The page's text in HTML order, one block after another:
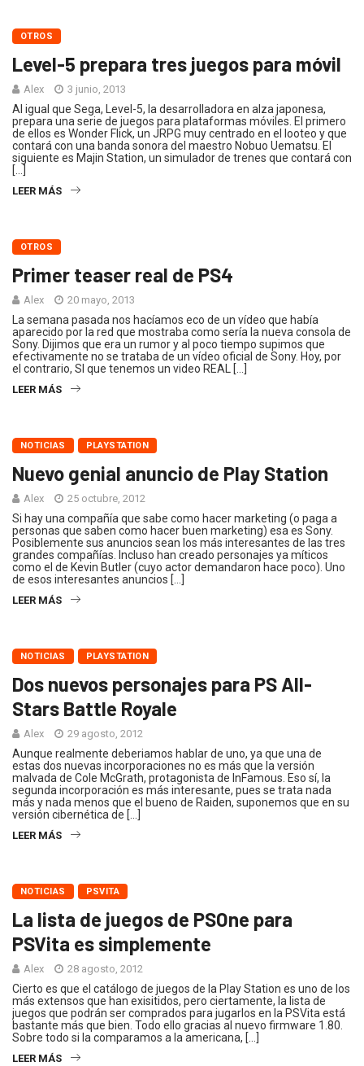
OTROS
Level-5 prepara tres juegos para móvil
Alex 3 junio, 2013
Al igual que Sega, Level-5, la desarrolladora en alza japonesa,
prepara una serie de juegos para plataformas móviles. El primero
de ellos es Wonder Flick, un JRPG muy centrado en el looteo y que
contará con una banda sonora del maestro Nobuo Uematsu. El
siguiente es Majin Station, un simulador de trenes que contará con
[…]
LEER MÁS
OTROS
Primer teaser real de PS4
Alex 20 mayo, 2013
La semana pasada nos hacíamos eco de un vídeo que había
aparecido por la red que mostraba como sería la nueva consola de
Sony. Dijimos que era un rumor y al poco tiempo supimos que
efectivamente no se trataba de un vídeo oficial de Sony. Hoy, por
el contrario, SI que tenemos un video REAL […]
LEER MÁS
NOTICIAS PLAYSTATION
Nuevo genial anuncio de Play Station
Alex 25 octubre, 2012
Si hay una compañía que sabe como hacer marketing (o paga a
personas que saben como hacer buen marketing) esa es Sony.
Posiblemente sus anuncios sean los más interesantes de las tres
grandes compañías. Incluso han creado personajes ya míticos
como el de Kevin Butler (cuyo actor demandaron hace poco). Uno
de esos interesantes anuncios […]
LEER MÁS
NOTICIAS PLAYSTATION
Dos nuevos personajes para PS All-
Stars Battle Royale
Alex 29 agosto, 2012
Aunque realmente deberiamos hablar de uno, ya que una de
estas dos nuevas incorporaciones no es más que la versión
malvada de Cole McGrath, protagonista de InFamous. Eso sí, la
segunda incorporación es más interesante, pues se trata nada
más y nada menos que el bueno de Raiden, suponemos que en su
versión cibernética de […]
LEER MÁS
NOTICIAS PSVITA
La lista de juegos de PSOne para
PSVita es simplemente
Alex 28 agosto, 2012
Cierto es que el catálogo de juegos de la Play Station es uno de los
más extensos que han exisitidos, pero ciertamente, la lista de
juegos que podrán ser comprados para jugarlos en la PSVita está
bastante más que bien. Todo ello gracias al nuevo firmware 1.80.
Sobre todo si la comparamos a la americana, […]
LEER MÁS